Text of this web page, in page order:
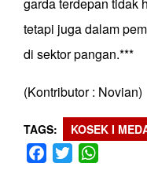
garda terdepan tidak
tetapi juga dalam
di sektor pangan.***
(Kontributor : Novian)
TAGS KOSEK I
Facebook
Twitter